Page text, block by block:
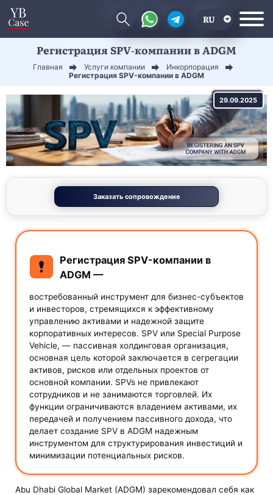
RU
Регистрация SPV-компании в ADGM
Главная Услуги компании
Инкорпорация
Регистрация SPV-компании в ADGM
29.09.2025
Заказать сопровождение
Регистрация SPV-компании в
ADGM —
востребованный инструмент для бизнес-субъектов
и инвесторов, стремящихся к эффективному
управлению активами и надежной защите
корпоративных интересов. SPV или Special Purpose
Vehicle, — пассивная холдинговая организация,
основная цель которой заключается в сегрегации
активов, рисков или отдельных проектов от
основной компании. SPVs не привлекают
сотрудников и не занимаются торговлей. Их
функции ограничиваются владением активами, их
передачей и получением пассивного дохода, что
делает создание SPV в ADGM надежным
инструментом для структурирования инвестиций и
минимизации потенциальных рисков.
Abu Dhabi Global Market (ADGM) зарекомендовал себя как